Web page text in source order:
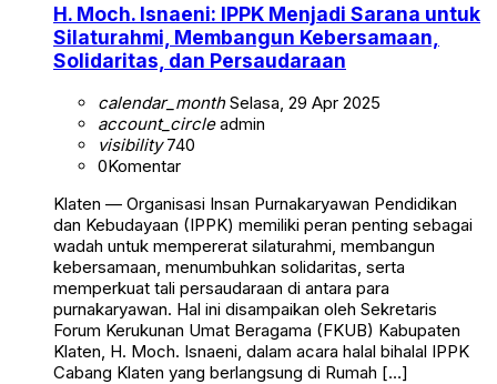
H. Moch. Isnaeni: IPPK Menjadi Sarana untuk
Silaturahmi, Membangun Kebersamaan,
Solidaritas, dan Persaudaraan
calendar_monthSelasa, 29 Apr 2025
account_circleadmin
visibility740
0Komentar
Klaten — Organisasi Insan Purnakaryawan Pendidikan
dan Kebudayaan (IPPK) memiliki peran penting sebagai
wadah untuk mempererat silaturahmi, membangun
kebersamaan, menumbuhkan solidaritas, serta
memperkuat tali persaudaraan di antara para
purnakaryawan. Hal ini disampaikan oleh Sekretaris
Forum Kerukunan Umat Beragama (FKUB) Kabupaten
Klaten, H. Moch. Isnaeni, dalam acara halal bihalal IPPK
Cabang Klaten yang berlangsung di Rumah […]